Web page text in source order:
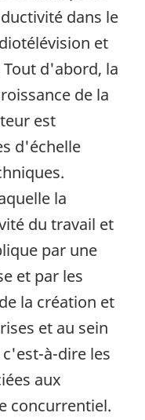
dans le
et
d'abord, la
de la
est
d'échelle
la
du travail et
par une
et par les
la création et
et au sein
à-dire les
aux
concurrentiel.